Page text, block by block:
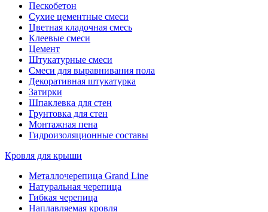
Пескобетон
Сухие цементные смеси
Цветная кладочная смесь
Клеевые смеси
Цемент
Штукатурные смеси
Смеси для выравнивания пола
Декоративная штукатурка
Затирки
Шпаклевка для стен
Грунтовка для стен
Монтажная пена
Гидроизоляционные составы
Кровля для крыши
Металлочерепица Grand Line
Натуральная черепица
Гибкая черепица
Наплавляемая кровля